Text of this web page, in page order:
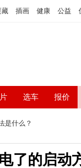
藏 插画 健康 公益
选车 报价
是什么？
了的启动